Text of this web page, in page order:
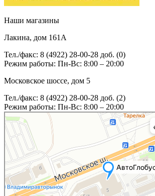
Наши магазины
Лакина, дом 161А
Тел./факс: 8 (4922) 28-00-28 доб. (0)
Режим работы: Пн-Вс: 8:00 – 20:00
Московское шоссе, дом 5
Тел./факс: 8 (4922) 28-00-28 доб. (2)
Режим работы: Пн-Вс: 8:00 – 20:00